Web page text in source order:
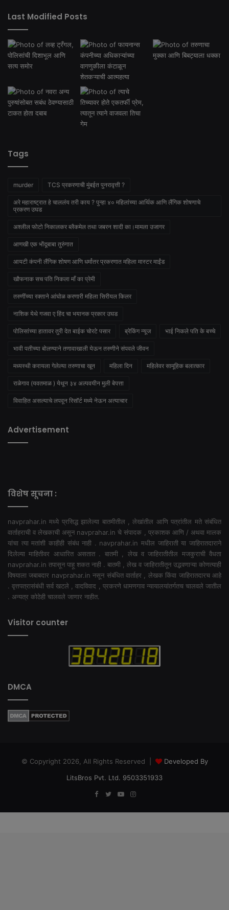
Last Modified Posts
Tags
murder TCS प्रकरणाची मुंबईत पुनरावृत्ती ?
अरे महाराष्ट्रात हे चाललंय तरी काय ? पुन्हा ४० महिलांच्या आर्थिक आणि लैंगिक शोषणाचे
प्रकरण उघड
अश्लील फोटो निकालकर ब्लैकमेल तथा जबरन शादी का।मामला उजागर
आणखी एक भोंदूबाबा तुरुंगात
आयटी कंपनी लैंगिक शोषण आणि धर्मांतर प्रकरणात महिला मास्टर माईंड
खौफनाक सच पति निकला माँ का प्रेमी
तरुणींच्या रक्ताने आंघोळ करणारी महिला सिरीयल किलर
नाशिक येथे गजवा ए हिंद चा भयानक प्रकार उघड
पोलिसांच्या हातावर तुरी देत बाईक चोरटे पसार ब्रेकिंग न्यूज भाई निकले पति के बच्चे
भावी पतीच्या बोलण्याने तणावाखाली येऊन तरुणीने संपवले जीवन
मध्यस्थी करायला गेलेल्या तरुणाचा खून महिला दिन महिलेवर सामूहिक बलात्कार
राळेगाव (यवतमाळ ) येथून ३४ अल्पवयीन मुली बेपत्ता
विवाहित असल्याचे लपवून रिसॉर्ट मध्ये नेऊन अत्याचार
Advertisement
विशेष सूचना :
navprahar.in मध्ये प्रसिद्ध झालेल्या बातमीतील , लेखांतील आणि पत्रांतील मते संबंधित
वार्ताहराची व लेखकाची असून navprahar.in चे संपादक , प्रकाशक आणि / अथवा मालक
यांचा त्या मतांशी काहीही संबंध नाही . navprahar.in मधील जाहिराती या जाहिरातदाराने
दिलेल्या माहितीवर आधारित असतात . बातमी , लेख व जाहिरातीतील मजकुराची वैधता
navprahar.in तपासून पाहू शकत नाही . बातमी , लेख व जाहिरातीतून उद्भवणाऱ्या कोणत्याही
विषयाला जबाबदार navprahar.in नसून संबंधित वार्ताहर , लेखक किंवा जाहिरातदारच आहे
. वृत्तपत्रासंबंधी सर्व खटले , वादविवाद , प्रकरणे धामणगाव न्यायालयांतर्गतच चालवले जातील
. अन्यत्र कोठेही चालवले जाणार नाहीत.
Visitor counter
DMCA
© Copyright 2026, All Rights Reserved |
Developed By
LitsBros Pvt. Ltd. 9503351933
FacebookTwitterYouTubeInstagram